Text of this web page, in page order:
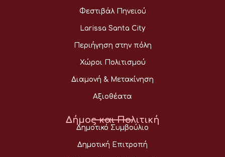
Φεστιβάλ Πηνειού
Larissa Santa City
Περιήγηση στην πόλη
Χώροι Πολιτισμού
Διαμονή & Μετακίνηση
Αξιοθέατα
Δήμος και Πολιτική
Δημοτικό Συμβούλιο
Δημοτική Επιτροπή